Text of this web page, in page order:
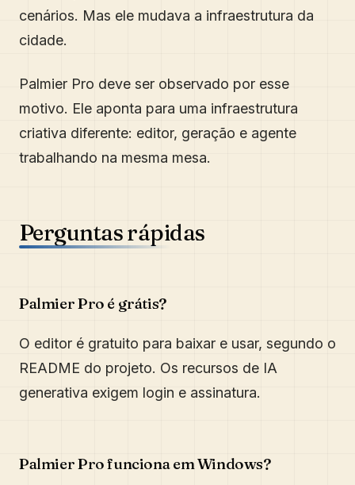
cenários. Mas ele mudava a infraestrutura da
cidade.
Palmier Pro deve ser observado por esse
motivo. Ele aponta para uma infraestrutura
criativa diferente: editor, geração e agente
trabalhando na mesma mesa.
Perguntas rápidas
Palmier Pro é grátis?
O editor é gratuito para baixar e usar, segundo o
README do projeto. Os recursos de IA
generativa exigem login e assinatura.
Palmier Pro funciona em Windows?